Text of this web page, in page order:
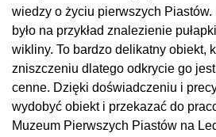
wiedzy o życiu pierwszych
było na przykład znalezienie
wikliny. To bardzo delikatny obiekt,
zniszczeniu dlatego odkrycie go
cenne. Dzięki doświadczeniu i
wydobyć obiekt i przekazać do
Muzeum Pierwszych Piastów na